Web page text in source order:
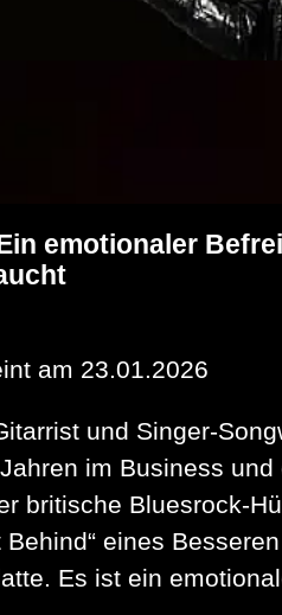
emotionaler
am 23.01.2026
und Singer-
im Business und
britische Bluesrock-
eines
Es ist ein